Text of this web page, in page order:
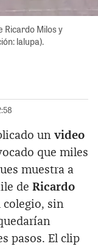
Ricardo Milos y
lalupa).
un video
que miles
muestra a
de Ricardo
colegio, sin
pasos. El clip